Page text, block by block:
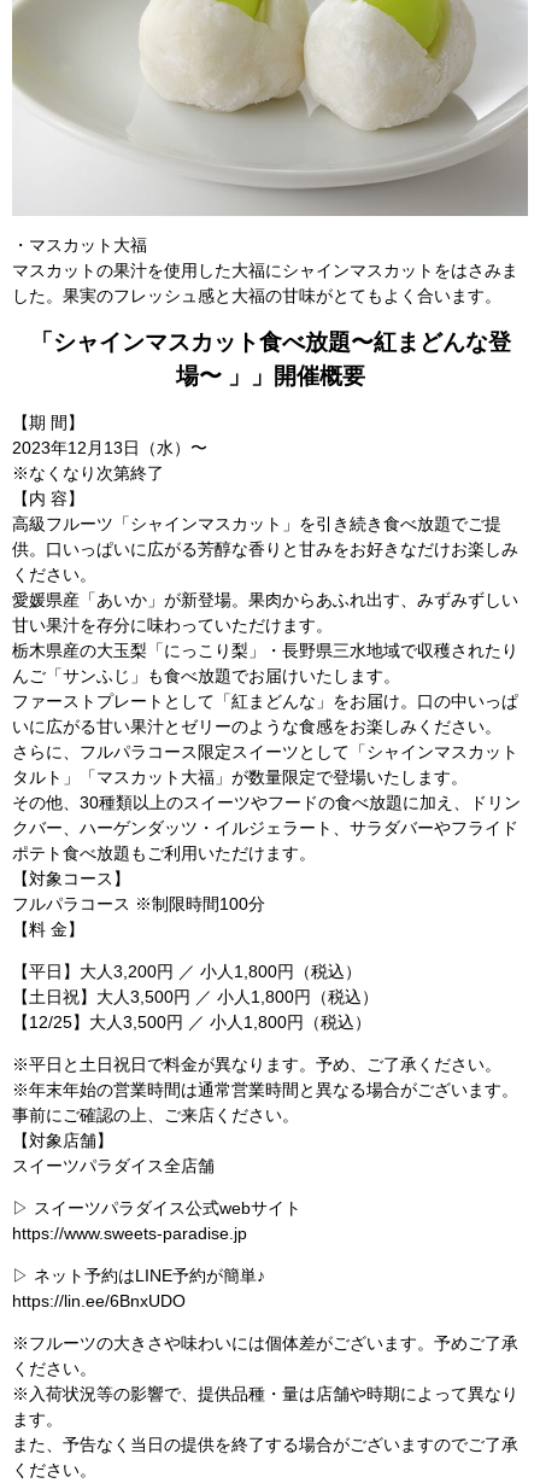
・マスカット大福
マスカットの果汁を使用した大福にシャインマスカットをはさみま
した。果実のフレッシュ感と大福の甘味がとてもよく合います。
「シャインマスカット⾷べ放題〜紅まどんな登
場〜 」」開催概要
【期 間】
2023年12⽉13⽇（水）〜
※なくなり次第終了
【内 容】
高級フルーツ「シャインマスカット」を引き続き食べ放題でご提
供。口いっぱいに広がる芳醇な香りと甘みをお好きなだけお楽しみ
ください。
愛媛県産「あいか」が新登場。果肉からあふれ出す、みずみずしい
甘い果汁を存分に味わっていただけます。
栃木県産の大玉梨「にっこり梨」・長野県三水地域で収穫されたり
んご「サンふじ」も食べ放題でお届けいたします。
ファーストプレートとして「紅まどんな」をお届け。口の中いっぱ
いに広がる甘い果汁とゼリーのような食感をお楽しみください。
さらに、フルパラコース限定スイーツとして「シャインマスカット
タルト」「マスカット大福」が数量限定で登場いたします。
その他、30種類以上のスイーツやフードの⾷べ放題に加え、ドリン
クバー、ハーゲンダッツ・イルジェラート、サラダバーやフライド
ポテト⾷べ放題もご利⽤いただけます。
【対象コース】
フルパラコース ※制限時間100分
【料 ⾦】
【平日】⼤⼈3,200円 ／ ⼩⼈1,800円（税込）
【土日祝】⼤⼈3,500円 ／ ⼩⼈1,800円（税込）
【12/25】⼤⼈3,500円 ／ ⼩⼈1,800円（税込）
※平日と土日祝日で料金が異なります。予め、ご了承ください。
※年末年始の営業時間は通常営業時間と異なる場合がございます。
事前にご確認の上、ご来店ください。
【対象店舗】
スイーツパラダイス全店舗
▷ スイーツパラダイス公式webサイト
https://www.sweets-paradise.jp
▷ ネット予約はLINE予約が簡単♪
https://lin.ee/6BnxUDO
※フルーツの大きさや味わいには個体差がございます。予めご了承
ください。
※⼊荷状況等の影響で、提供品種・量は店舗や時期によって異なり
ます。
また、予告なく当⽇の提供を終了する場合がございますのでご了承
ください。